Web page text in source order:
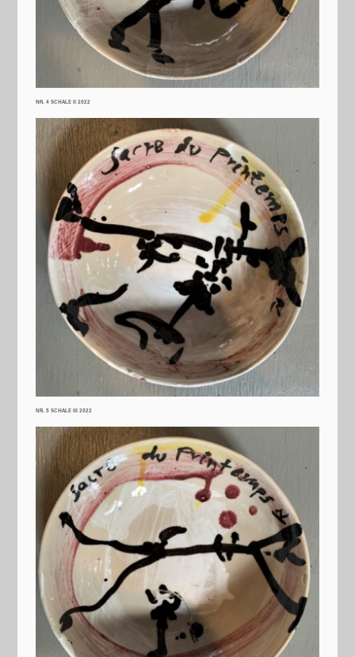
NR. 4 SCHALE II 2022
NR. 5 SCHALE III 2022